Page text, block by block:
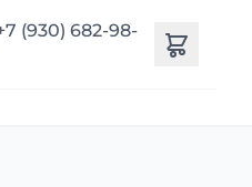
(930) 682-98-